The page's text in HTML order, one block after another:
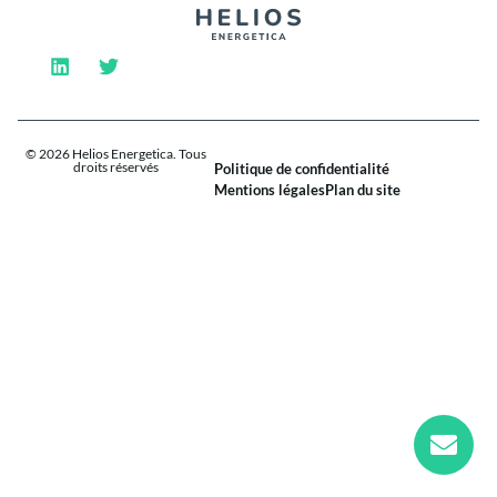
© 2026 Helios Energetica. Tous
droits réservés
Politique de confidentialité
Mentions légalesPlan du site